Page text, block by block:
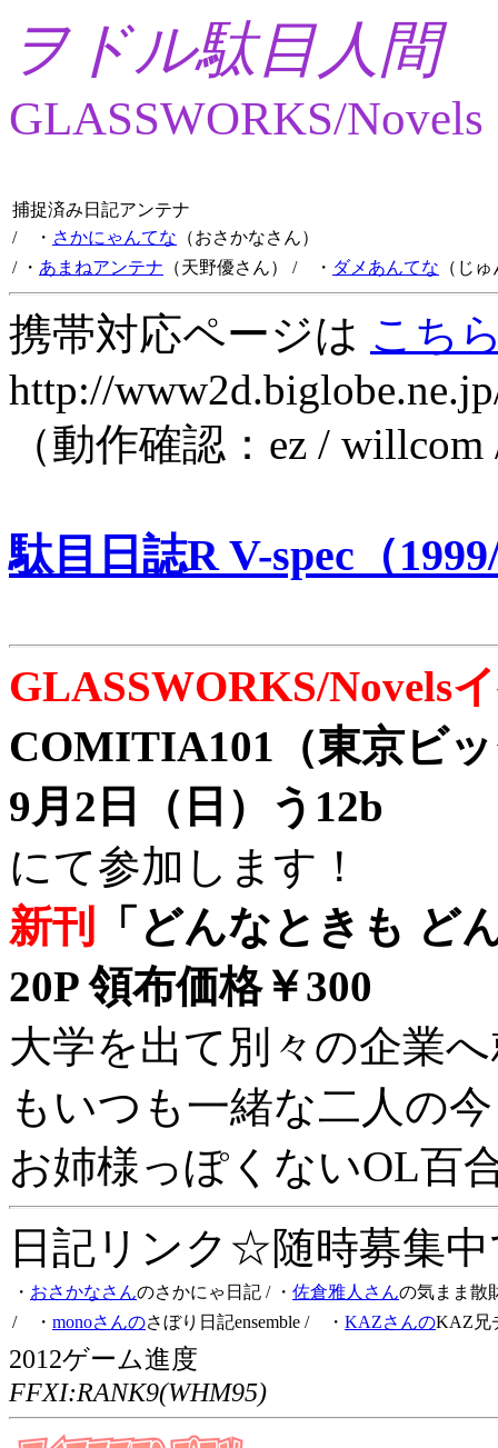
ヲドル駄目人間
GLASSWORKS/Novels
捕捉済み日記アンテナ
/ ・ さかにゃんてな （おさかなさん）
/ ・ あまねアンテナ （天野優さん） / ・ ダメあんてな （じ
携帯対応ページは こち
http://
（動作確認：ez /
駄目日誌R V-spec（
GLASSWORKS/Novels
COMITIA101（東京ビ
9月2日（日）う12b
にて参加します！
新刊
「どんなときも ど
20P 領布価格￥300
大学を出て別々の企業
もいつも一緒な二人の
お姉様っぽくないOL百
日記リンク☆随時募集
・ おさかなさんのさかにゃ日記 / ・ 佐倉雅人さんの気まま散
/ ・ monoさんのさぼり日記ensemble / ・ KAZさんのKAZ兄
2012ゲーム進度
FFXI:RANK9(WHM95)